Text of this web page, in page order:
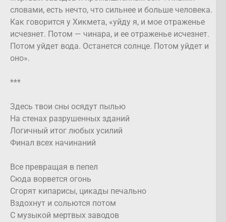
словами, есть нечто, что сильнее и больше человека.
Как говорится у Хикмета, «уйду я, и мое отраженье
исчезнет. Потом — чинара, и ее отраженье исчезнет.
Потом уйдет вода. Останется солнце. Потом уйдет и
оно».
***
Здесь твои сны осядут пылью
На стенах разрушенных зданий
Логичный итог любых усилий
Финал всех начинаний
Все превращая в пепел
Сюда ворвется огонь
Сгорят кипарисы, цикады печально
Вздохнут и сольются потом
С музыкой мертвых заводов